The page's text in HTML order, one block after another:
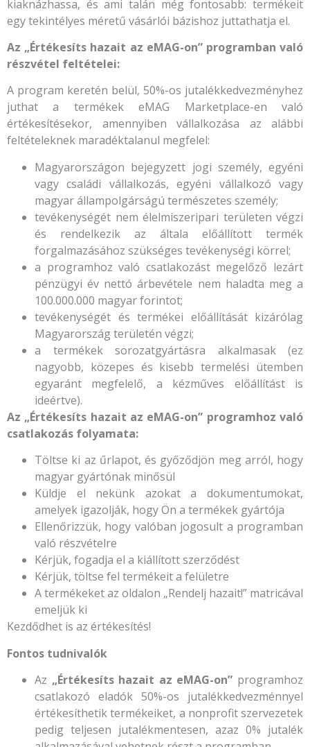
kiaknázhassa, és ami talán még fontosabb: termékeit
egy tekintélyes méretű vásárlói bázishoz juttathatja el.
Az „Értékesíts hazait az eMAG-on” programban való
részvétel feltételei:
A program keretén belül, 50%-os jutalékkedvezményhez
juthat a termékek eMAG Marketplace-en való
értékesítésekor, amennyiben vállalkozása az alábbi
feltételeknek maradéktalanul megfelel:
Magyarországon bejegyzett jogi személy, egyéni
vagy családi vállalkozás, egyéni vállalkozó vagy
magyar állampolgárságú természetes személy;
tevékenységét nem élelmiszeripari területen végzi
és rendelkezik az általa előállított termék
forgalmazásához szükséges tevékenységi körrel;
a programhoz való csatlakozást megelőző lezárt
pénzügyi év nettó árbevétele nem haladta meg a
100.000.000 magyar forintot;
tevékenységét és termékei előállítását kizárólag
Magyarország területén végzi;
a termékek sorozatgyártásra alkalmasak (ez
nagyobb, közepes és kisebb termelési ütemben
egyaránt megfelelő, a kézműves előállítást is
ideértve).
Az „Értékesíts hazait az eMAG-on” programhoz való
csatlakozás folyamata:
Töltse ki az űrlapot, és győződjön meg arról, hogy
magyar gyártónak minősül
Küldje el nekünk azokat a dokumentumokat,
amelyek igazolják, hogy Ön a termékek gyártója
Ellenőrizzük, hogy valóban jogosult a programban
való részvételre
Kérjük, fogadja el a kiállított szerződést
Kérjük, töltse fel termékeit a felületre
A termékeket az oldalon „Rendelj hazait!” matricával
emeljük ki
Kezdődhet is az értékesítés!
Fontos tudnivalók
Az „Értékesíts hazait az eMAG-on” programhoz
csatlakozó eladók 50%-os jutalékkedvezménnyel
értékesíthetik termékeiket, a nonprofit szervezetek
pedig teljesen jutalékmentesen, azaz 0% jutalék